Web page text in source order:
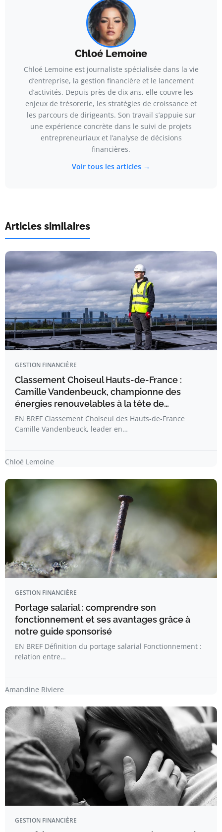
Chloé Lemoine
Chloé Lemoine est journaliste spécialisée dans la vie
d’entreprise, la gestion financière et le lancement
d’activités. Depuis près de dix ans, elle couvre les
enjeux de trésorerie, les stratégies de croissance et
les parcours de dirigeants. Son travail s’appuie sur
une expérience concrète dans le suivi de projets
entrepreneuriaux et l’analyse de décisions
financières.
Voir tous les articles →
Articles similaires
GESTION FINANCIÈRE
Classement Choiseul Hauts-de-France :
Camille Vandenbeuck, championne des
énergies renouvelables à la tête de…
EN BREF Classement Choiseul des Hauts-de-France
Camille Vandenbeuck, leader en…
Chloé Lemoine
GESTION FINANCIÈRE
Portage salarial : comprendre son
fonctionnement et ses avantages grâce à
notre guide sponsorisé
EN BREF Définition du portage salarial Fonctionnement :
relation entre…
Amandine Riviere
GESTION FINANCIÈRE